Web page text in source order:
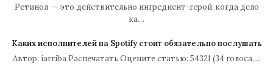
Ретинол — это действительно ингредиент-герой, когда дело
ка…
Каких исполнителей на Spotify стоит обязательно послушать
Автор: iarriba Распечатать Оцените статью: 54321 (34 голоса,…